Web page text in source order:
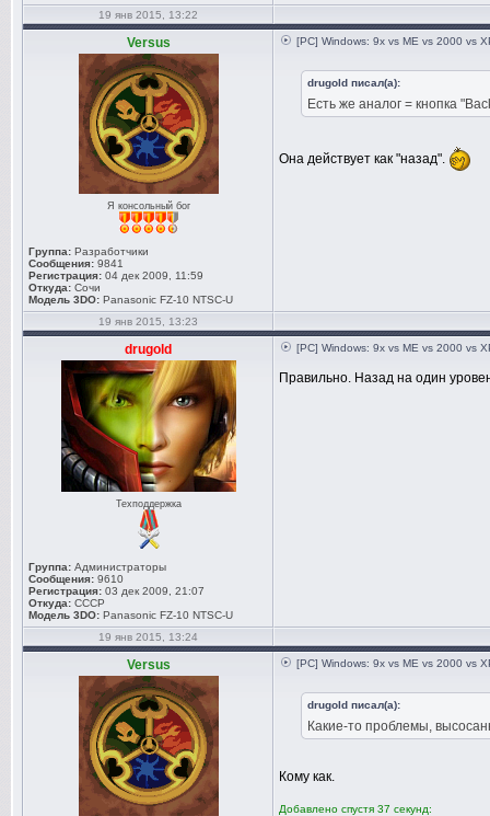
19 янв 2015, 13:22
Versus
Я консольный бог
Группа: Разработчики
Сообщения: 9841
Регистрация: 04 дек 2009, 11:59
Откуда: Сочи
Модель 3DO: Panasonic FZ-10 NTSC-U
[PC] Windows: 9x vs ME vs 2000 vs
drugold писал(а):
Есть же аналог = кнопка
Она действует как "назад".
19 янв 2015, 13:23
drugold
Техподдержка
Группа: Администраторы
Сообщения: 9610
Регистрация: 03 дек 2009, 21:07
Откуда: СССР
Модель 3DO: Panasonic FZ-10 NTSC-U
[PC] Windows: 9x vs ME vs 2000 vs
Правильно. Назад на один
19 янв 2015, 13:24
Versus [PC] Windows: 9x vs ME vs 2000 vs
drugold писал(а):
Какие-то проблемы,
Кому как.
Добавлено спустя 37 секунд: